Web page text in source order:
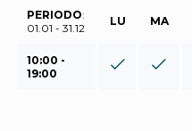
PERIODO:
01.01 - 31.12
LU MA
10:00 -
19:00